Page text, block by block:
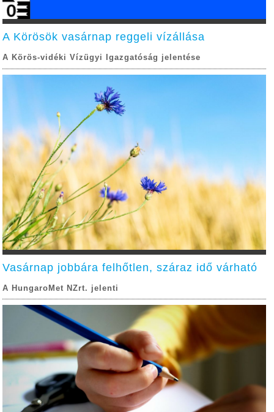
A Körösök vasárnap reggeli vízállása
A Körös-vidéki Vízügyi Igazgatóság jelentése
Vasárnap jobbára felhőtlen, száraz idő várható
A HungaroMet NZrt. jelenti